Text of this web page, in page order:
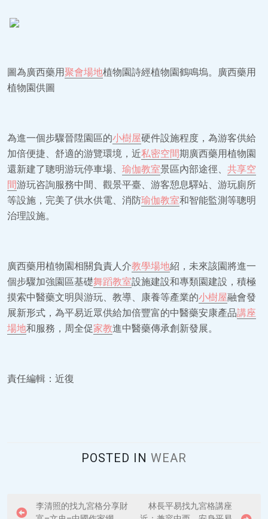
圖為廣西藥用聚會場地植物園詩經植物園鶴鳴塢。廣西藥用
植物園供圖
為進一個步驟晉陞園區的小樹屋硬件設施程度，為游客供給
加倍便捷、舒適的游覽環境，近私密空間期廣西藥用植物園
還新建了聰明游玩停車場、 瑜伽教室景區內部途徑、 共享空
間游玩咨詢服務中間、觀景平臺、游客憩息驛站、游玩廁所
等設施，完美了供水供電、消防瑜伽教室和智能監測等聰明
治理設施。
廣西藥用植物園相關負責人介教學場地紹，未來該園將進一
個步驟加強園區基礎舞蹈教室設施建設和專類園建設，積極
摸索中醫藥文明與游玩、教導、康養等產業的小樹屋融會發
展新形式，為平易近眾供給加倍豐富的中醫藥安康產品講座
場地和服務，周全促家教進中醫藥傳承創新發展。
責任編輯：近復
POSTED IN WEAR
P
李清照的找九宮格分享財
林長平易找九宮格講座